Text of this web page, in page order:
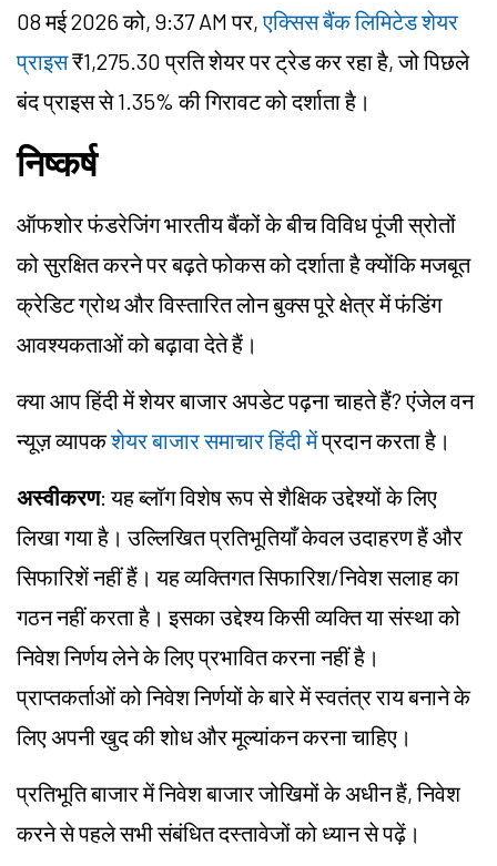
08 मई 2026 को, 9:37 AM पर,एक्सिस बैंक लिमिटेड शेयर
प्राइस₹1,275.30 प्रति शेयर पर ट्रेड कर रहा है, जो पिछले
बंद प्राइस से 1.35% की गिरावट को दर्शाता है।
निष्कर्ष
ऑफशोर फंडरेजिंग भारतीय बैंकों के बीच विविध पूंजी स्रोतों
को सुरक्षित करने पर बढ़ते फोकस को दर्शाता है क्योंकि मजबूत
क्रेडिट ग्रोथ और विस्तारित लोन बुक्स पूरे क्षेत्र में फंडिंग
आवश्यकताओं को बढ़ावा देते हैं।
क्या आप हिंदी में शेयर बाजार अपडेट पढ़ना चाहते हैं? एंजेल वन
न्यूज़ व्यापकशेयर बाजार समाचार हिंदी मेंप्रदान करता है।
अस्वीकरण: यह ब्लॉग विशेष रूप से शैक्षिक उद्देश्यों के लिए
लिखा गया है। उल्लिखित प्रतिभूतियाँ केवल उदाहरण हैं और
सिफारिशें नहीं हैं। यह व्यक्तिगत सिफारिश/निवेश सलाह का
गठन नहीं करता है। इसका उद्देश्य किसी व्यक्ति या संस्था को
निवेश निर्णय लेने के लिए प्रभावित करना नहीं है।
प्राप्तकर्ताओं को निवेश निर्णयों के बारे में स्वतंत्र राय बनाने के
लिए अपनी खुद की शोध और मूल्यांकन करना चाहिए।
प्रतिभूति बाजार में निवेश बाजार जोखिमों के अधीन हैं, निवेश
करने से पहले सभी संबंधित दस्तावेजों को ध्यान से पढ़ें।